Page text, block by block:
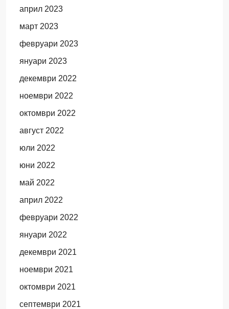
април 2023
март 2023
февруари 2023
януари 2023
декември 2022
ноември 2022
октомври 2022
август 2022
юли 2022
юни 2022
май 2022
април 2022
февруари 2022
януари 2022
декември 2021
ноември 2021
октомври 2021
септември 2021